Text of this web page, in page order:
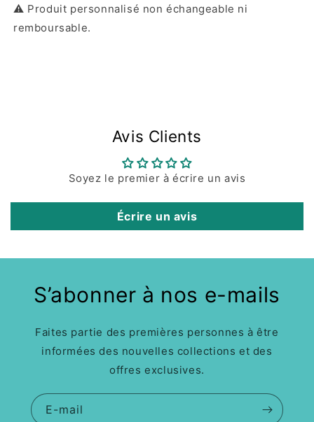
⚠️ Produit personnalisé non échangeable ni
remboursable.
Avis Clients
Soyez le premier à écrire un avis
Écrire un avis
S’abonner à nos e-mails
Faites partie des premières personnes à être
informées des nouvelles collections et des
offres exclusives.
E-mail